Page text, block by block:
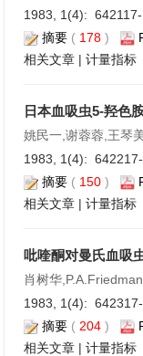
1983, 1(4):
摘要 ( 178 )
相关文章 | 计量指标
日本血吸虫5-羟色
姚民一,谢蓉蓉,王琴
1983, 1(4):
摘要 ( 150 )
相关文章 | 计量指标
吡喹酮对曼氏血吸
肖树华
1983, 1(4):
摘要 ( 204 )
相关文章 | 计量指标